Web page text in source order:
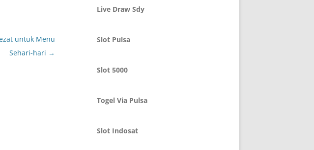
untuk Menu
Sehari-hari →
Live Draw Sdy
Slot Pulsa
Slot 5000
Togel Via Pulsa
Slot Indosat